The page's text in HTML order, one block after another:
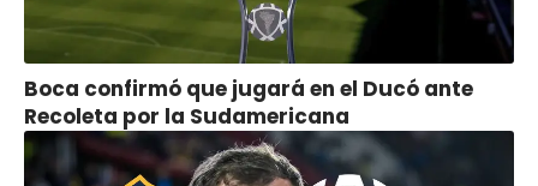
Boca confirmó que jugará en el Ducó ante
Recoleta por la Sudamericana